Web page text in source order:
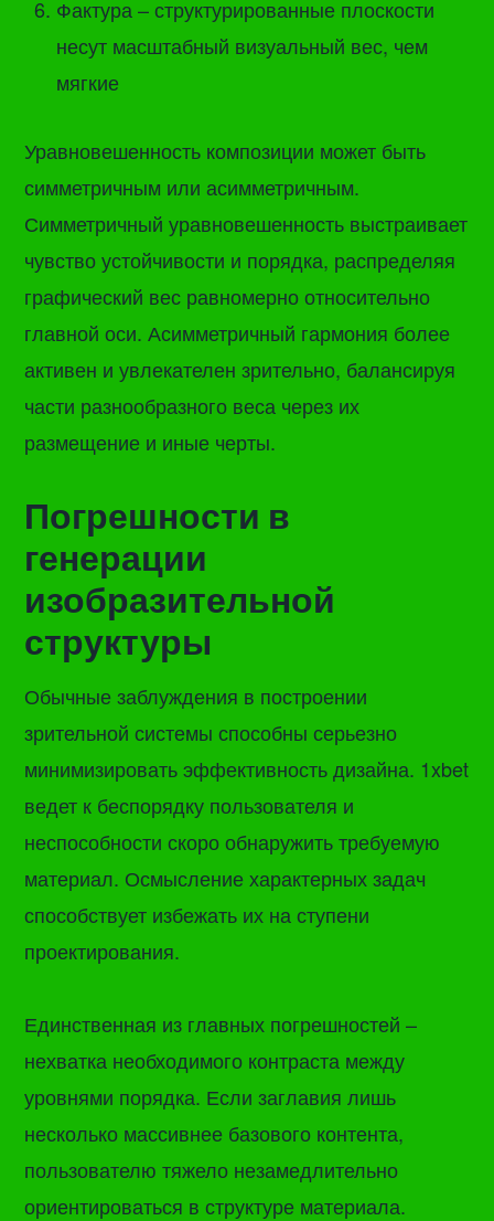
Фактура – структурированные плоскости
несут масштабный визуальный вес, чем
мягкие
Уравновешенность композиции может быть
симметричным или асимметричным.
Симметричный уравновешенность выстраивает
чувство устойчивости и порядка, распределяя
графический вес равномерно относительно
главной оси. Асимметричный гармония более
активен и увлекателен зрительно, балансируя
части разнообразного веса через их
размещение и иные черты.
Погрешности в
генерации
изобразительной
структуры
Обычные заблуждения в построении
зрительной системы способны серьезно
минимизировать эффективность дизайна. 1xbet
ведет к беспорядку пользователя и
неспособности скоро обнаружить требуемую
материал. Осмысление характерных задач
способствует избежать их на ступени
проектирования.
Единственная из главных погрешностей –
нехватка необходимого контраста между
уровнями порядка. Если заглавия лишь
несколько массивнее базового контента,
пользователю тяжело незамедлительно
ориентироваться в структуре материала.